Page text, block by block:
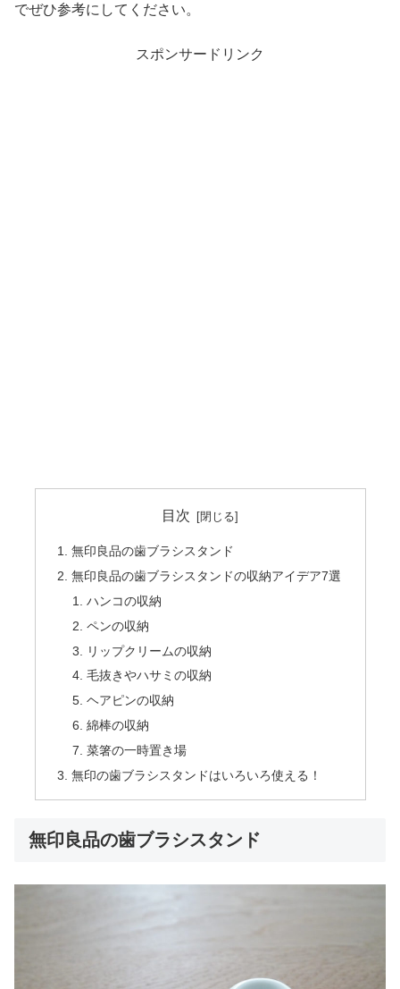
でぜひ参考にしてください。
スポンサードリンク
目次
無印良品の歯ブラシスタンド
無印良品の歯ブラシスタンドの収納アイデア7選
ハンコの収納
ペンの収納
リップクリームの収納
毛抜きやハサミの収納
ヘアピンの収納
綿棒の収納
菜箸の一時置き場
無印の歯ブラシスタンドはいろいろ使える！
無印良品の歯ブラシスタンド